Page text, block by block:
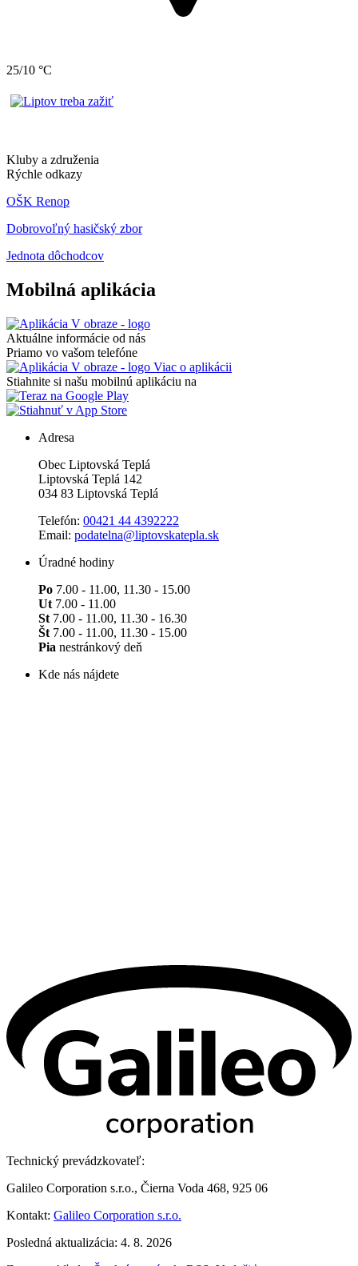
25/10 °C
Kluby a združenia
Rýchle odkazy
OŠK Renop
Dobrovoľný hasičský zbor
Jednota dôchodcov
Mobilná aplikácia
Aktuálne informácie od nás
Priamo vo vašom telefóne
Viac o aplikácii
Stiahnite si našu mobilnú aplikáciu na
Adresa
Obec Liptovská Teplá
Liptovská Teplá 142
034 83 Liptovská Teplá
Telefón: 00421 44 4392222
Email: podatelna@liptovskatepla.sk
Úradné hodiny
Po 7.00 - 11.00, 11.30 - 15.00
Ut 7.00 - 11.00
St 7.00 - 11.00, 11.30 - 16.30
Št 7.00 - 11.00, 11.30 - 15.00
Pia nestránkový deň
Kde nás nájdete
Technický prevádzkovateľ:
Galileo Corporation s.r.o., Čierna Voda 468, 925 06
Kontakt: Galileo Corporation s.r.o.
Posledná aktualizácia: 4. 8. 2026